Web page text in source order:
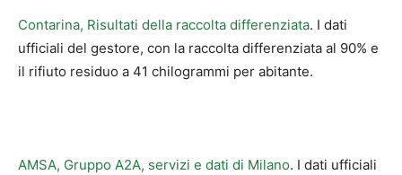
Contarina, Risultati della raccolta differenziata. I dati
ufficiali del gestore, con la raccolta differenziata al 90% e
il rifiuto residuo a 41 chilogrammi per abitante.
AMSA, Gruppo A2A, servizi e dati di Milano. I dati ufficiali